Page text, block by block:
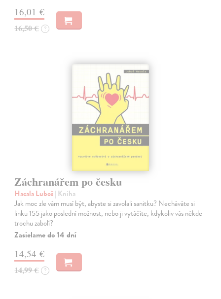
16,01 €
16,50 € ?
Záchranářem po česku
Hacala Luboš| Kniha
Jak moc zle vám musí být, abyste si zavolali sanitku? Necháváte si
linku 155 jako poslední možnost, nebo ji vytáčíte, kdykoliv vás někde
trochu zabolí?
Zasielame do 14 dní
14,54 €
14,99 € ?